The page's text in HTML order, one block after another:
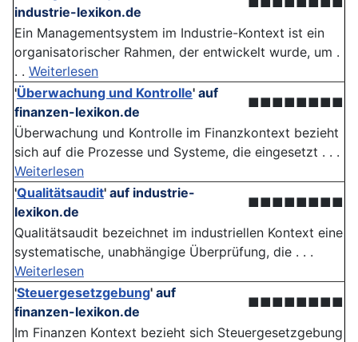
industrie-lexikon.de
Ein Managementsystem im Industrie-Kontext ist ein
organisatorischer Rahmen, der entwickelt wurde, um .
. . Weiterlesen
'Überwachung und Kontrolle' auf
finanzen-lexikon.de
■■■■■■■■
Überwachung und Kontrolle im Finanzkontext bezieht
sich auf die Prozesse und Systeme, die eingesetzt . . .
Weiterlesen
'Qualitätsaudit' auf industrie-
lexikon.de
■■■■■■■■
Qualitätsaudit bezeichnet im industriellen Kontext eine
systematische, unabhängige Überprüfung, die . . .
Weiterlesen
'Steuergesetzgebung' auf
finanzen-lexikon.de
■■■■■■■■
Im Finanzen Kontext bezieht sich Steuergesetzgebung